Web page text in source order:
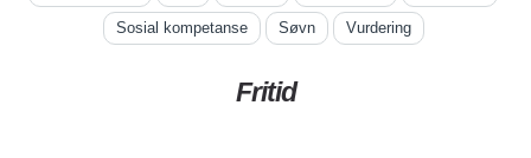
Sosial kompetanse Søvn Vurdering
Fritid